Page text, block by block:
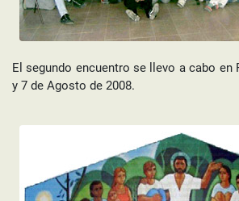
El segundo encuentro se llevo a cabo en
y 7 de Agosto de 2008.